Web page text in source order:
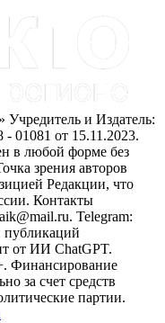
Учредитель и Издатель:
от 15.11.2023.
в любой форме без
зрения авторов
Редакции, что
Контакты
Telegram:
публикаций
от ИИ ChatGPT.
Финансирование
за счет средств
партии.